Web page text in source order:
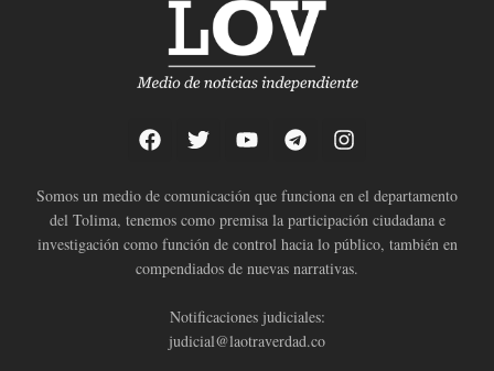
Somos un medio de comunicación que funciona en el departamento
del Tolima, tenemos como premisa la participación ciudadana e
investigación como función de control hacia lo público, también en
compendiados de nuevas narrativas.
Notificaciones judiciales:
judicial@laotraverdad.co